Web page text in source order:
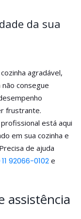
da sua
agradável,
consegue
frustrante.
está aqui
em sua cozinha e
de ajuda
11 92066-0102 e
assistência